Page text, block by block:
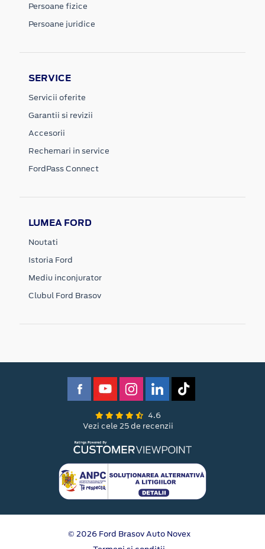
Persoane fizice
Persoane juridice
SERVICE
Servicii oferite
Garantii si revizii
Accesorii
Rechemari in service
FordPass Connect
LUMEA FORD
Noutati
Istoria Ford
Mediu inconjurator
Clubul Ford Brasov
4.6
Vezi cele 25 de recenzii
© 2026 Ford Brasov Auto Novex